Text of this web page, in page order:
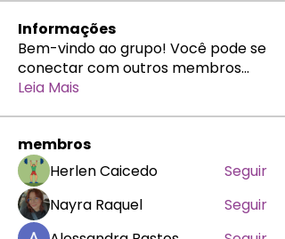
Informações
Bem-vindo ao grupo! Você pode se
conectar com outros membros...
Leia Mais
membros
Herlen Caicedo
Seguir
Nayra Raquel
Seguir